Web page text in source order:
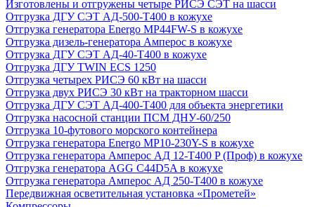
Изготовлены и отгружены четыре РИСЭ СЭТ на шасси
Отгрузка ДГУ СЭТ АД-500-Т400 в кожухе
Отгрузка генератора Energo MP44FW-S в кожухе
Отгрузка дизель-генератора Амперос в кожухе
Отгрузка ДГУ СЭТ АД-40-Т400 в кожухе
Отгрузка ДГУ TWIN ECS 1250
Отгрузка четырех РИСЭ 60 кВт на шасси
Отгрузка двух РИСЭ 30 кВт на тракторном шасси
Отгрузка ДГУ СЭТ АД-400-Т400 для объекта энергетики
Отгрузка насосной станции ПСМ ДНУ-60/250
Отгрузка 10-футового морского контейнера
Отгрузка генератора Energo MP10-230Y-S в кожухе
Отгрузка генератора Амперос АД 12-Т400 P (Проф) в кожухе
Отгрузка генератора AGG C44D5A в кожухе
Отгрузка генератора Амперос АД 250-Т400 в кожухе
Передвижная осветительная установка «Прометей»